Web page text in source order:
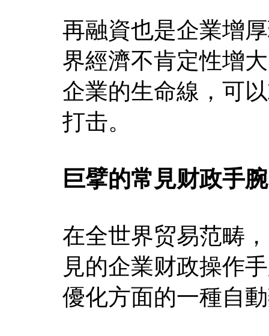
再融資也是企業增
界經濟不肯定性增
企業的生命線，可
打击。
巨擘的常見财政手腕
在全世界贸易范畴
見的企業财政操作
優化方面的一種自